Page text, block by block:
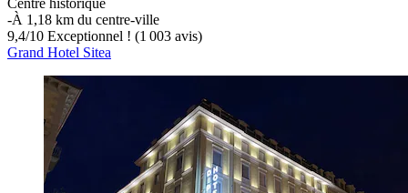
‐À 1,18 km du centre-ville
9,4/10 Exceptionnel ! (1 003 avis)
Grand Hotel Sitea